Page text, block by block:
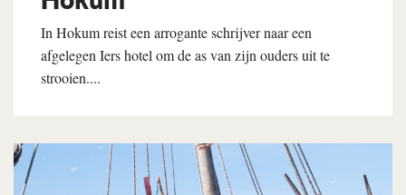
In Hokum reist een arrogante schrijver naar een
afgelegen Iers hotel om de as van zijn ouders uit te
strooien....
Lees verder